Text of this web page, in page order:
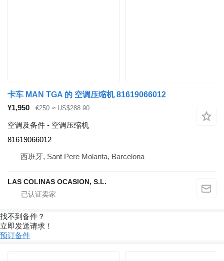
卡车 MAN TGA 的 空调压缩机 81619066012
¥1,950
€250 ≈ US$288.90
空调及备件 - 空调压缩机
81619066012
西班牙, Sant Pere Molanta, Barcelona
LAS COLINAS OCASION, S.L.
找不到备件？
立即发送请求！
预订备件